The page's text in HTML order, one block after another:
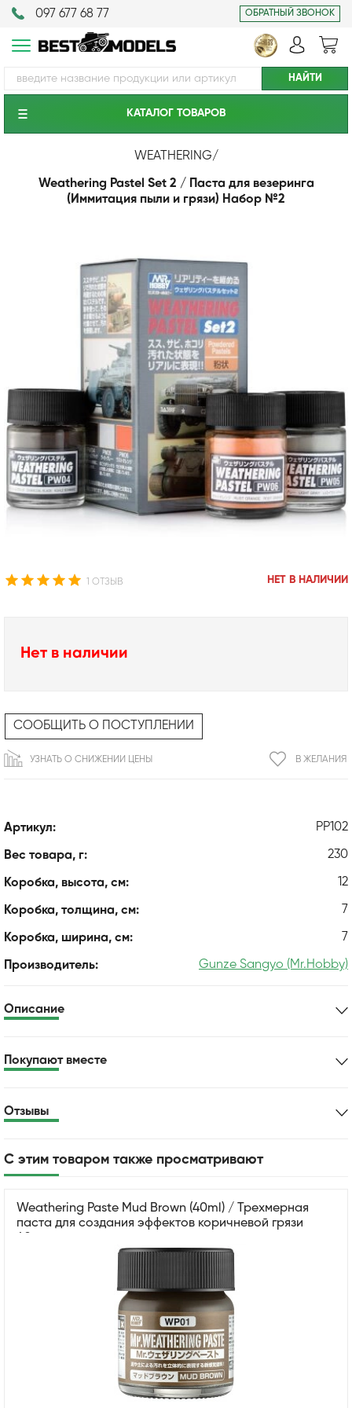
097 677 68 77 ОБРАТНЫЙ ЗВОНОК
КАТАЛОГ ТОВАРОВ
WEATHERING/
Weathering Pastel Set 2 / Паста для везеринга
(Иммитация пыли и грязи) Набор №2
1 ОТЗЫВ НЕТ В НАЛИЧИИ
Артикул: PP102
Вес товара, г: 230
Коробка, высота, см: 12
Коробка, толщина, см: 7
Коробка, ширина, см: 7
Производитель: Gunze Sangyo (Mr.Hobby)
Нет в наличии
СООБЩИТЬ О ПОСТУПЛЕНИИ
В ЖЕЛАНИЯ
УЗНАТЬ О СНИЖЕНИИ ЦЕНЫ
Описание
Покупают вместе
Отзывы
С этим товаром также просматривают
Weathering Paste Mud Brown (40ml) / Трехмерная
паста для создания эффектов коричневой грязи